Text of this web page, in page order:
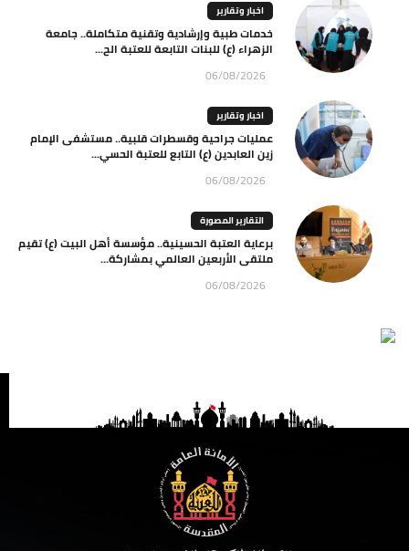
اخبار وتقارير
خدمات طبية وإرشادية وتقنية متكاملة.. جامعة
الزهراء (ع) للبنات التابعة للعتبة الح...
06/08/2026
اخبار وتقارير
عمليات جراحية وقسطرات قلبية.. مستشفى الإمام
زين العابدين (ع) التابع للعتبة الحسي...
06/08/2026
التقارير المصورة
برعاية العتبة الحسينية.. مؤسسة أهل البيت (ع) تقيم
ملتقى الأربعين العالمي بمشاركة...
06/08/2026